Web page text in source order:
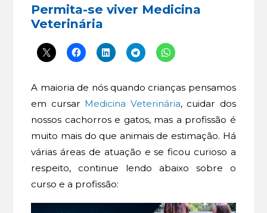
Permita-se viver Medicina
Veterinária
A maioria de nós quando crianças pensamos
em cursar Medicina Veterinária, cuidar dos
nossos cachorros e gatos, mas a profissão é
muito mais do que animais de estimação. Há
várias áreas de atuação e se ficou curioso a
respeito, continue lendo abaixo sobre o
curso e a profissão: